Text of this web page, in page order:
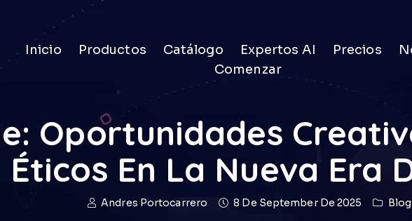
Inicio Productos Catálogo Expertos AI Precios
Comenzar
Oportunidades
Éticos En La Nueva Era
Andres Portocarrero 8 De September De 2025 Blog